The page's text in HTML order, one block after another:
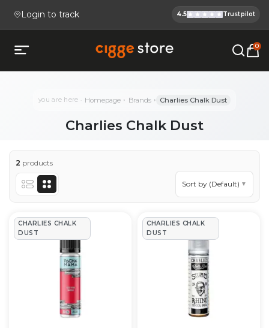
Login to track
Cigge.se Is
4.5 Trustpilot
Open mobile menu
Köp E-cigg, E-juice, Snus &
0
you are here Homepage Brands Charlies Chalk Dust
Charlies Chalk Dust
2 products
Sort by (Default) ▼
Charlies Chalk Dust
CHARLIES CHALK
DUST
CHARLIES CHALK
DUST